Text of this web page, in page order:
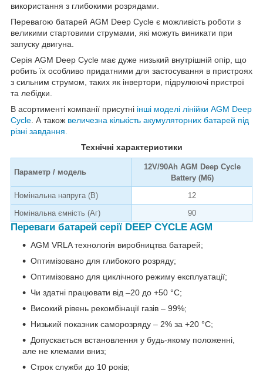
використання з глибокими розрядами.
Перевагою батарей AGM Deep Cycle є можливість роботи з
великими стартовими струмами, які можуть виникати при
запуску двигуна.
Серія AGM Deep Cycle має дуже низький внутрішній опір, що
робить їх особливо придатними для застосування в пристроях
з сильним струмом, таких як інвертори, підрулюючі пристрої
та лебідки.
В асортименті компанії присутні інші моделі лінійки AGM Deep
Cycle . А також величезна кількість акумуляторних батарей під
різні завдання.
Технічні характеристики
Параметр / модель
12V/90Ah AGM Deep Cycle
Battery (M6)
Номінальна напруга (В)
12
Номінальна ємність (Аг)
90
Переваги батарей серії DEEP CYCLE AGM
AGM VRLA технологія виробництва батарей;
Оптимізовано для глибокого розряду;
Оптимізовано для циклічного режиму експлуатації;
Чи здатні працювати від –20 до +50 °С;
Високий рівень рекомбінації газів – 99%;
Низький показник саморозряду – 2% за +20 °С;
Допускається встановлення у будь-якому положенні,
але не клемами вниз;
Строк служби до 10 років;